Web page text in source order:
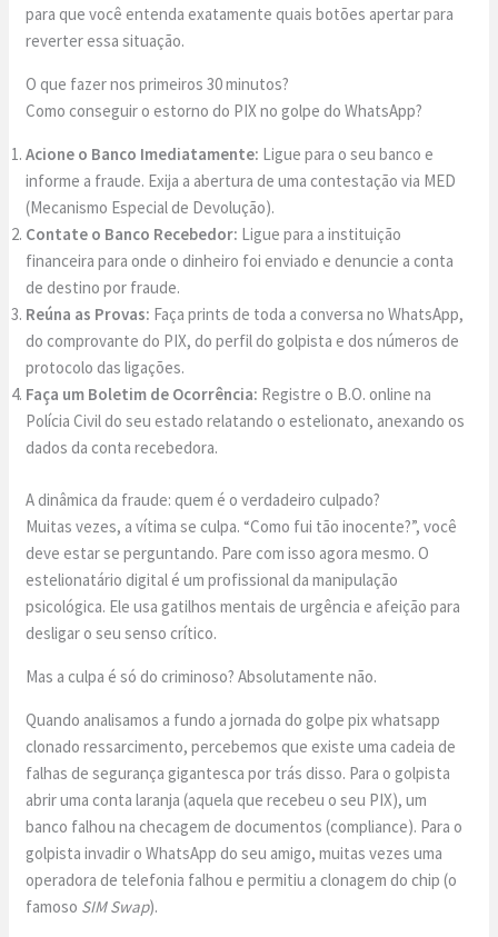
para que você entenda exatamente quais botões apertar para
reverter essa situação.
O que fazer nos primeiros 30 minutos?
Como conseguir o estorno do PIX no golpe do WhatsApp?
Acione o Banco Imediatamente: Ligue para o seu banco e
informe a fraude. Exija a abertura de uma contestação via MED
(Mecanismo Especial de Devolução).
Contate o Banco Recebedor: Ligue para a instituição
financeira para onde o dinheiro foi enviado e denuncie a conta
de destino por fraude.
Reúna as Provas: Faça prints de toda a conversa no WhatsApp,
do comprovante do PIX, do perfil do golpista e dos números de
protocolo das ligações.
Faça um Boletim de Ocorrência: Registre o B.O. online na
Polícia Civil do seu estado relatando o estelionato, anexando os
dados da conta recebedora.
A dinâmica da fraude: quem é o verdadeiro culpado?
Muitas vezes, a vítima se culpa. “Como fui tão inocente?”, você
deve estar se perguntando. Pare com isso agora mesmo. O
estelionatário digital é um profissional da manipulação
psicológica. Ele usa gatilhos mentais de urgência e afeição para
desligar o seu senso crítico.
Mas a culpa é só do criminoso? Absolutamente não.
Quando analisamos a fundo a jornada do golpe pix whatsapp
clonado ressarcimento, percebemos que existe uma cadeia de
falhas de segurança gigantesca por trás disso. Para o golpista
abrir uma conta laranja (aquela que recebeu o seu PIX), um
banco falhou na checagem de documentos (compliance). Para o
golpista invadir o WhatsApp do seu amigo, muitas vezes uma
operadora de telefonia falhou e permitiu a clonagem do chip (o
famoso SIM Swap).